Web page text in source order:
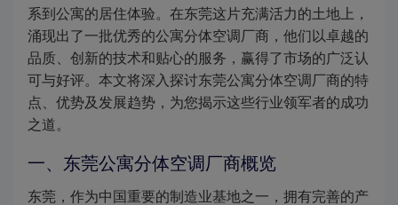
系到公寓的居住体验。在东莞这片充满活力的土地上，
涌现出了一批优秀的公寓分体空调厂商，他们以卓越的
品质、创新的技术和贴心的服务，赢得了市场的广泛认
可与好评。本文将深入探讨东莞公寓分体空调厂商的特
点、优势及发展趋势，为您揭示这些行业领军者的成功
之道。
一、东莞公寓分体空调厂商概览
东莞，作为中国重要的制造业基地之一，拥有完善的产